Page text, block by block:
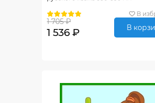
В
1 705 ₽
1 536 ₽ В